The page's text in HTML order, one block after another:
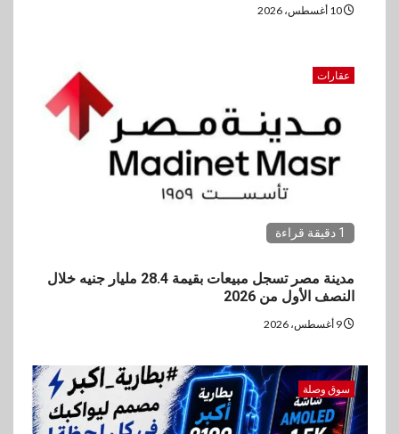
عقارات
1 دقيقة قراءة
مدينة مصر تسجل مبيعات بقيمة 28.4 مليار جنيه خلال
النصف الأول من 2026
سوق وصلة